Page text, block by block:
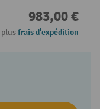
983,00 €
plusfrais d'expédition